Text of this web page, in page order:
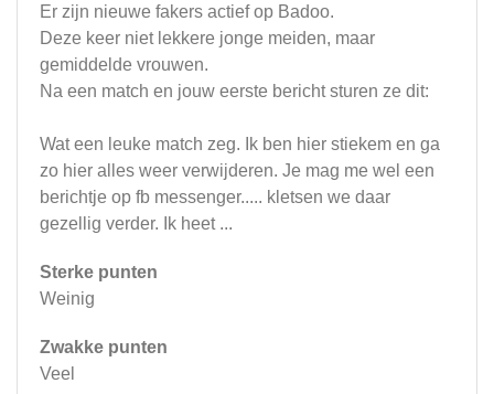
Er zijn nieuwe fakers actief op Badoo.
Deze keer niet lekkere jonge meiden, maar
gemiddelde vrouwen.
Na een match en jouw eerste bericht sturen ze dit:
Wat een leuke match zeg. Ik ben hier stiekem en ga
zo hier alles weer verwijderen. Je mag me wel een
berichtje op fb messenger..... kletsen we daar
gezellig verder. Ik heet ...
Sterke punten
Weinig
Zwakke punten
Veel